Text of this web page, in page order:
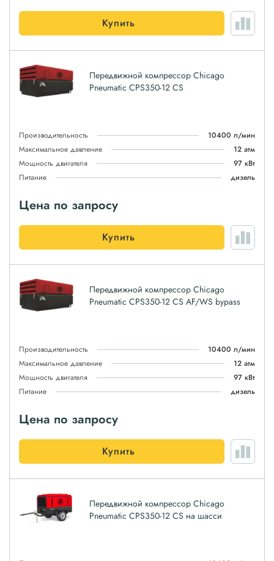
Купить
Передвижной компрессор Chicago
Pneumatic CPS350-12 CS
Производительность
10400 л/мин
Максимальное давление
12 атм
Мощность двигателя
97 кВт
Питание
дизель
Цена по запросу
Купить
Передвижной компрессор Chicago
Pneumatic CPS350-12 CS AF/WS bypass
Производительность
10400 л/мин
Максимальное давление
12 атм
Мощность двигателя
97 кВт
Питание
дизель
Цена по запросу
Купить
Передвижной компрессор Chicago
Pneumatic CPS350-12 CS на шасси